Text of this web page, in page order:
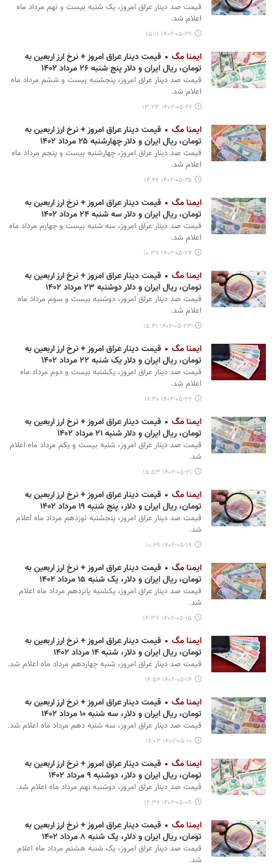
قیمت صد دینار عراق امروز، یک شنبه بیست و نهم مرداد ماه
اعلام شد.
۱۴۰۲-۰۵-۲۹ ۱۵:۱۱
ایمنا مگ
قیمت دینار عراق امروز + نرخ ارز اربعین به
تومان، ریال ایران و دلار پنج شنبه ۲۶ مرداد ۱۴۰۲
قیمت صد دینار عراق امروز، پنجشنبه بیست و ششم مرداد ماه
اعلام شد.
۱۴۰۲-۰۵-۲۶ ۱۳:۲۳
ایمنا مگ
قیمت دینار عراق امروز + نرخ ارز اربعین به
تومان، ریال ایران و دلار چهارشنبه ۲۵ مرداد ۱۴۰۲
قیمت صد دینار عراق امروز، چهارشنبه بیست و پنجم مرداد ماه
اعلام شد.
۱۴۰۲-۰۵-۲۵ ۱۴:۴۴
ایمنا مگ
قیمت دینار عراق امروز + نرخ ارز اربعین به
تومان، ریال ایران و دلار سه شنبه ۲۴ مرداد ۱۴۰۲
قیمت صد دینار عراق امروز، سه شنبه بیست و چهارم مرداد ماه
اعلام شد.
۱۴۰۲-۰۵-۲۴ ۱۰:۳۹
ایمنا مگ
قیمت دینار عراق امروز + نرخ ارز اربعین به
تومان، ریال ایران و دلار دوشنبه ۲۳ مرداد ۱۴۰۲
قیمت صد دینار عراق امروز، دوشنبه بیست و سوم مرداد ماه
اعلام شد.
۱۴۰۲-۰۵-۲۳ ۱۵:۴۱
ایمنا مگ
قیمت دینار عراق امروز + نرخ ارز اربعین به
تومان، ریال ایران و دلار یک شنبه ۲۲ مرداد ۱۴۰۲
قیمت صد دینار عراق امروز، یکشنبه بیست و دوم مرداد ماه
اعلام شد.
۱۴۰۲-۰۵-۲۲ ۱۶:۳۰
ایمنا مگ
قیمت دینار عراق امروز + نرخ ارز اربعین به
تومان، ریال ایران و دلار شنبه ۲۱ مرداد ۱۴۰۲
قیمت صد دینار عراق امروز، شنبه بیست و یکم مرداد ماه اعلام
شد.
۱۴۰۲-۰۵-۲۱ ۱۵:۵۳
ایمنا مگ
قیمت دینار عراق امروز + نرخ ارز اربعین به
تومان، ریال ایران و دلار، پنج شنبه ۱۹ مرداد ۱۴۰۲
قیمت صد دینار عراق امروز، پنجشنبه نوزدهم مرداد ماه اعلام
شد.
۱۴۰۲-۰۵-۱۹ ۱۰:۴۹
ایمنا مگ
قیمت دینار عراق امروز + نرخ ارز اربعین به
تومان، ریال ایران و دلار، یک شنبه ۱۵ مرداد ۱۴۰۲
قیمت صد دینار عراق امروز، یکشنبه پانزدهم مرداد ماه اعلام
شد.
۱۴۰۲-۰۵-۱۵ ۱۴:۳۷
ایمنا مگ
قیمت دینار عراق امروز + نرخ ارز اربعین به
تومان، ریال ایران و دلار، شنبه ۱۴ مرداد ۱۴۰۲
قیمت صد دینار عراق امروز، شنبه چهاردهم مرداد ماه اعلام شد.
۱۴۰۲-۰۵-۱۴ ۱۴:۵۴
ایمنا مگ
قیمت دینار عراق امروز + نرخ ارز اربعین به
تومان، ریال ایران و دلار، سه شنبه ۱۰ مرداد ۱۴۰۲
قیمت صد دینار عراق امروز، سه شنبه دهم مرداد ماه اعلام شد.
۱۴۰۲-۰۵-۱۰ ۱۶:۰۳
ایمنا مگ
قیمت دینار عراق امروز + نرخ ارز اربعین به
تومان، ریال ایران و دلار، دوشنبه ۹ مرداد ۱۴۰۲
قیمت صد دینار عراق امروز، دوشنبه نهم مرداد ماه اعلام شد.
۱۴۰۲-۰۵-۰۹ ۱۲:۳۶
ایمنا مگ
قیمت دینار عراق امروز + نرخ ارز اربعین به
تومان، ریال ایران و دلار، یک شنبه ۸ مرداد ۱۴۰۲
قیمت صد دینار عراق امروز، یک شنبه هشتم مرداد ماه اعلام
شد.